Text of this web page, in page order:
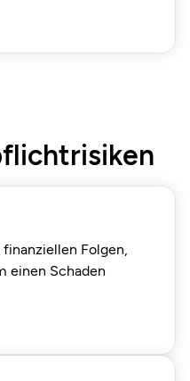
Folgen,
einen Schaden